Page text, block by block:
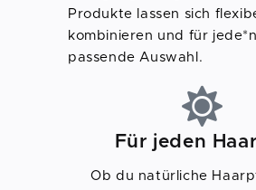
Produkte lassen sich
kombinieren und für
passende Auswahl.
Für jeden
Ob du natürliche